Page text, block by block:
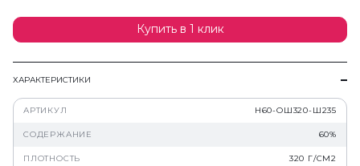
Купить в 1 клик
ХАРАКТЕРИСТИКИ
АРТИКУЛ Н60-ОШ320-Ш235
СОДЕРЖАНИЕ 60%
ПЛОТНОСТЬ 320 Г/СМ2